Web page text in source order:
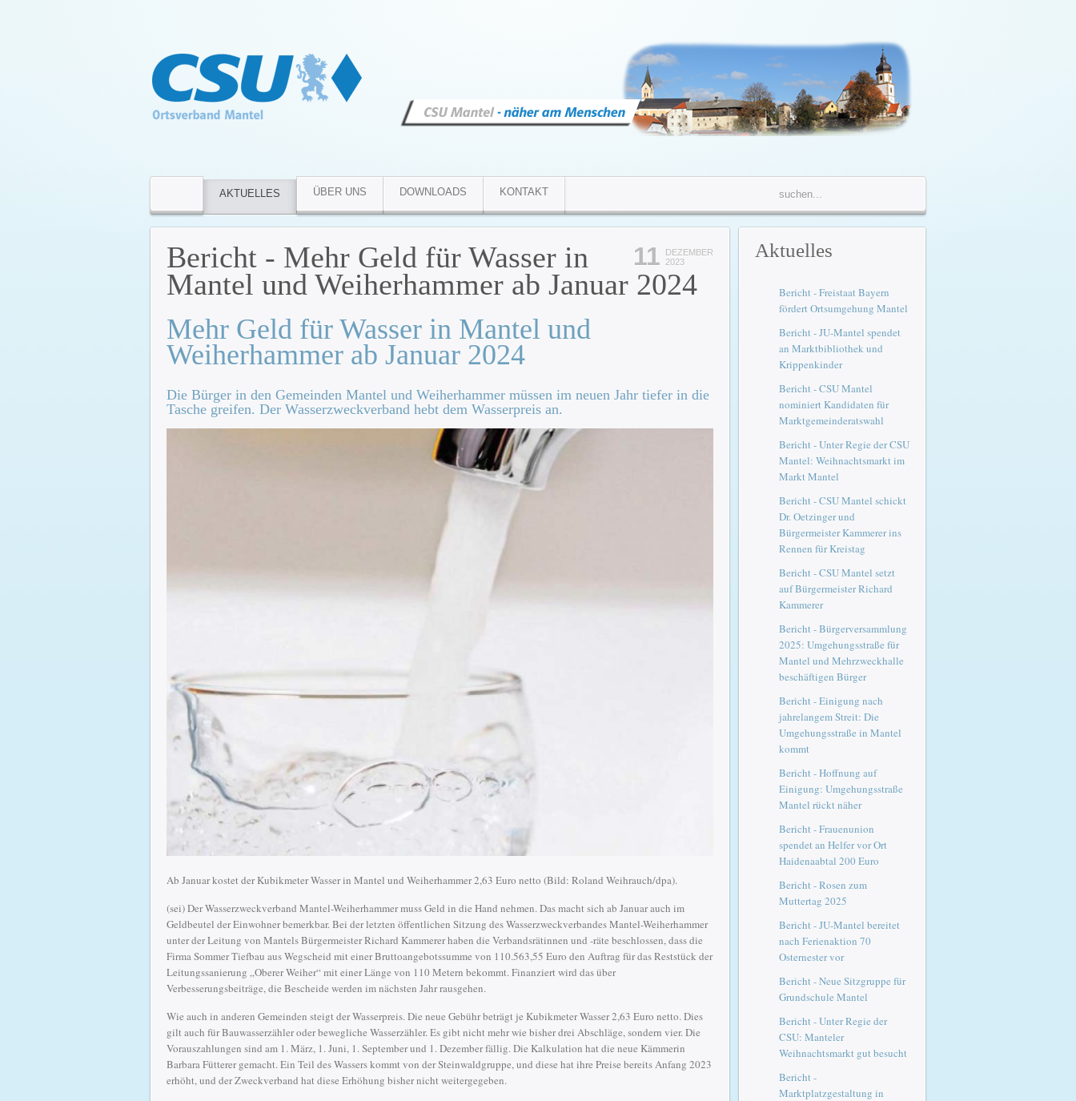
AKTUELLES ÜBER UNS DOWNLOADS KONTAKT
11
DEZEMBER
2023
Bericht - Mehr Geld für Wasser in
Mantel und Weiherhammer ab Januar 2024
Mehr Geld für Wasser in Mantel und
Weiherhammer ab Januar 2024
Die Bürger in den Gemeinden Mantel und Weiherhammer müssen im neuen Jahr tiefer in die
Tasche greifen. Der Wasserzweckverband hebt dem Wasserpreis an.
Ab Januar kostet der Kubikmeter Wasser in Mantel und Weiherhammer 2,63 Euro netto (Bild: Roland Weihrauch/dpa).
(sei) Der Wasserzweckverband Mantel-Weiherhammer muss Geld in die Hand nehmen. Das macht sich ab Januar auch im
Geldbeutel der Einwohner bemerkbar. Bei der letzten öffentlichen Sitzung des Wasserzweckverbandes Mantel-Weiherhammer
unter der Leitung von Mantels Bürgermeister Richard Kammerer haben die Verbandsrätinnen und -räte beschlossen, dass die
Firma Sommer Tiefbau aus Wegscheid mit einer Bruttoangebotssumme von 110.563,55 Euro den Auftrag für das Reststück der
Leitungssanierung „Oberer Weiher“ mit einer Länge von 110 Metern bekommt. Finanziert wird das über
Verbesserungsbeiträge, die Bescheide werden im nächsten Jahr rausgehen.
Wie auch in anderen Gemeinden steigt der Wasserpreis. Die neue Gebühr beträgt je Kubikmeter Wasser 2,63 Euro netto. Dies
gilt auch für Bauwasserzähler oder bewegliche Wasserzähler. Es gibt nicht mehr wie bisher drei Abschläge, sondern vier. Die
Vorauszahlungen sind am 1. März, 1. Juni, 1. September und 1. Dezember fällig. Die Kalkulation hat die neue Kämmerin
Barbara Fütterer gemacht. Ein Teil des Wassers kommt von der Steinwaldgruppe, und diese hat ihre Preise bereits Anfang 2023
erhöht, und der Zweckverband hat diese Erhöhung bisher nicht weitergegeben.
Aktuelles
Bericht - Freistaat Bayern
fördert Ortsumgehung Mantel
Bericht - JU-Mantel spendet
an Marktbibliothek und
Krippenkinder
Bericht - CSU Mantel
nominiert Kandidaten für
Marktgemeinderatswahl
Bericht - Unter Regie der CSU
Mantel: Weihnachtsmarkt im
Markt Mantel
Bericht - CSU Mantel schickt
Dr. Oetzinger und
Bürgermeister Kammerer ins
Rennen für Kreistag
Bericht - CSU Mantel setzt
auf Bürgermeister Richard
Kammerer
Bericht - Bürgerversammlung
2025: Umgehungsstraße für
Mantel und Mehrzweckhalle
beschäftigen Bürger
Bericht - Einigung nach
jahrelangem Streit: Die
Umgehungsstraße in Mantel
kommt
Bericht - Hoffnung auf
Einigung: Umgehungsstraße
Mantel rückt näher
Bericht - Frauenunion
spendet an Helfer vor Ort
Haidenaabtal 200 Euro
Bericht - Rosen zum
Muttertag 2025
Bericht - JU-Mantel bereitet
nach Ferienaktion 70
Osternester vor
Bericht - Neue Sitzgruppe für
Grundschule Mantel
Bericht - Unter Regie der
CSU: Manteler
Weihnachtsmarkt gut besucht
Bericht -
Marktplatzgestaltung in